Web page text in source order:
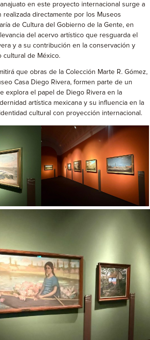
en este proyecto internacional surge a
realizada directamente por los Museos
de Cultura del Gobierno de la Gente, en
del acervo artístico que resguarda el
y a su contribución en la conservación y
cultural de México.
que obras de la Colección Marte R. Gómez,
Casa Diego Rivera, formen parte de un
explora el papel de Diego Rivera en la
artística mexicana y su influencia en la
cultural con proyección internacional.